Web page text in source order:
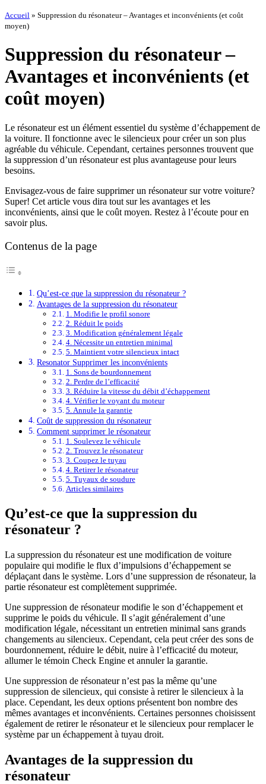
Accueil » Suppression du résonateur – Avantages et inconvénients (et coût
moyen)
Suppression du résonateur –
Avantages et inconvénients (et
coût moyen)
Le résonateur est un élément essentiel du système d’échappement de
la voiture. Il fonctionne avec le silencieux pour créer un son plus
agréable du véhicule. Cependant, certaines personnes trouvent que
la suppression d’un résonateur est plus avantageuse pour leurs
besoins.
Envisagez-vous de faire supprimer un résonateur sur votre voiture?
Super! Cet article vous dira tout sur les avantages et les
inconvénients, ainsi que le coût moyen. Restez à l’écoute pour en
savoir plus.
Contenus de la page
Qu’est-ce que la suppression du résonateur ?
Avantages de la suppression du résonateur
1. Modifie le profil sonore
2. Réduit le poids
3. Modification généralement légale
4. Nécessite un entretien minimal
5. Maintient votre silencieux intact
Resonator Supprimer les inconvénients
1. Sons de bourdonnement
2. Perdre de l’efficacité
3. Réduire la vitesse du débit d’échappement
4. Vérifier le voyant du moteur
5. Annule la garantie
Coût de suppression du résonateur
Comment supprimer le résonateur
1. Soulevez le véhicule
2. Trouvez le résonateur
3. Coupez le tuyau
4. Retirer le résonateur
5. Tuyaux de soudure
Articles similaires
Qu’est-ce que la suppression du
résonateur ?
La suppression du résonateur est une modification de voiture
populaire qui modifie le flux d’impulsions d’échappement se
déplaçant dans le système. Lors d’une suppression de résonateur, la
partie résonateur est complètement supprimée.
Une suppression de résonateur modifie le son d’échappement et
supprime le poids du véhicule. Il s’agit généralement d’une
modification légale, nécessitant un entretien minimal sans grands
changements au silencieux. Cependant, cela peut créer des sons de
bourdonnement, réduire le débit, nuire à l’efficacité du moteur,
allumer le témoin Check Engine et annuler la garantie.
Une suppression de résonateur n’est pas la même qu’une
suppression de silencieux, qui consiste à retirer le silencieux à la
place. Cependant, les deux options présentent bon nombre des
mêmes avantages et inconvénients. Certaines personnes choisissent
également de retirer le résonateur et le silencieux pour remplacer le
système par un échappement à tuyau droit.
Avantages de la suppression du
résonateur